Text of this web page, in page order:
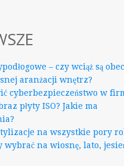
– czy wciąż są
aranżacji wnętrz?
cyberbezpieczeństwo w
płyty ISO? Jakie ma
na wszystkie pory
wybrać na wiosnę, lato,